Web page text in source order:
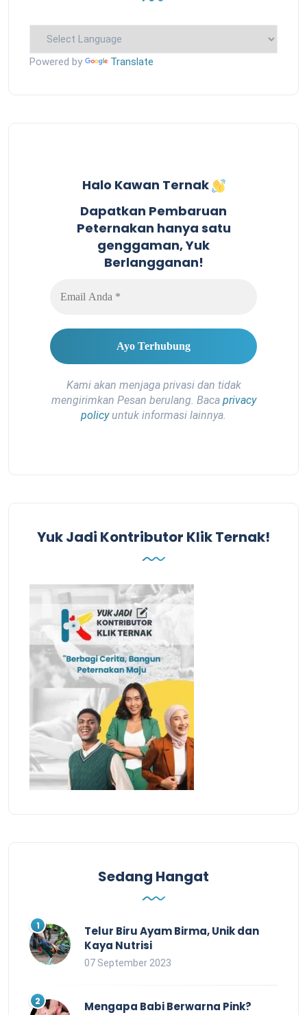
Powered by Translate
Halo Kawan Ternak
Dapatkan Pembaruan
Peternakan hanya satu
genggaman, Yuk
Berlangganan!
Kami akan menjaga privasi dan tidak
mengirimkan Pesan berulang. Baca privacy
policyuntuk informasi lainnya.
Yuk Jadi Kontributor Klik Ternak!
Sedang Hangat
Telur Biru Ayam Birma, Unik dan
Kaya Nutrisi
07 September 2023
Mengapa Babi Berwarna Pink?